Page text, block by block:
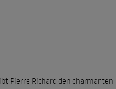
Pierre Richard den